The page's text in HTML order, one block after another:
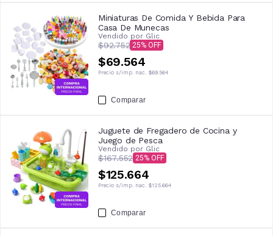
Miniaturas De Comida Y Bebida Para
Casa De Munecas
Vendido por Glic
$92.752 25
$69.564
Precio s/imp. nac. $69.564
Comparar
Juguete de Fregadero de Cocina y
Juego de Pesca
Vendido por Glic
$167.552 25
$125.664
Precio s/imp. nac. $125.664
Comparar